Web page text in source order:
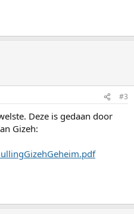
#3
Deze is gedaan door
Gizeh: